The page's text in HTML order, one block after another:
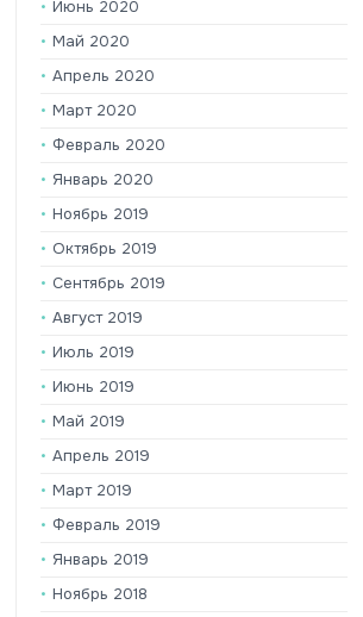
Июнь 2020
Май 2020
Апрель 2020
Март 2020
Февраль 2020
Январь 2020
Ноябрь 2019
Октябрь 2019
Сентябрь 2019
Август 2019
Июль 2019
Июнь 2019
Май 2019
Апрель 2019
Март 2019
Февраль 2019
Январь 2019
Ноябрь 2018